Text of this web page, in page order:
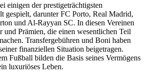
einigen der prestigeträchtigsten
gespielt, darunter FC Porto, Real Madrid,
und Al-Rayyan SC. In diesen Vereinen
und Prämien, die einen wesentlichen Teil
Transfergebühren und Boni haben
finanziellen Situation beigetragen.
Fußball bilden die Basis seines Vermögens
luxuriöses Leben.